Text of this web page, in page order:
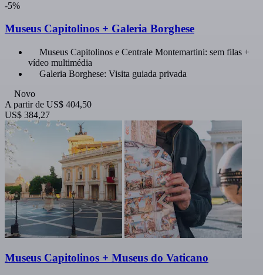
-5%
Museus Capitolinos + Galeria Borghese
Museus Capitolinos e Centrale Montemartini: sem filas +
vídeo multimédia
Galeria Borghese: Visita guiada privada
Novo
A partir de US$ 404,50
US$ 384,27
Museus Capitolinos + Museus do Vaticano